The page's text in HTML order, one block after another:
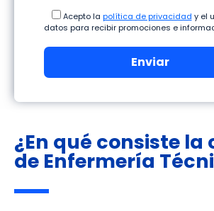
Acepto la política de privacidad y el
datos para recibir promociones e
¿En qué consiste la
de Enfermería